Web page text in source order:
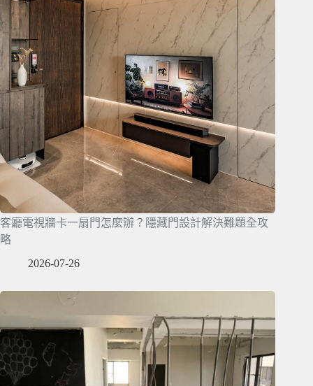
客廳電視牆卡一扇門怎麼辦？隱藏門設計解決難題全攻
略
2026-07-26